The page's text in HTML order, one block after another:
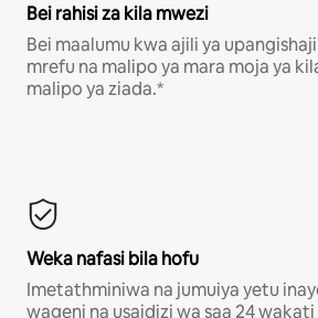
Bei rahisi za kila mwezi
Bei maalumu kwa ajili ya
mrefu na malipo ya mara moja ya
malipo ya ziada.*
Weka nafasi bila hofu
Imetathminiwa na jumuiya yetu
wageni na usaidizi wa saa 24